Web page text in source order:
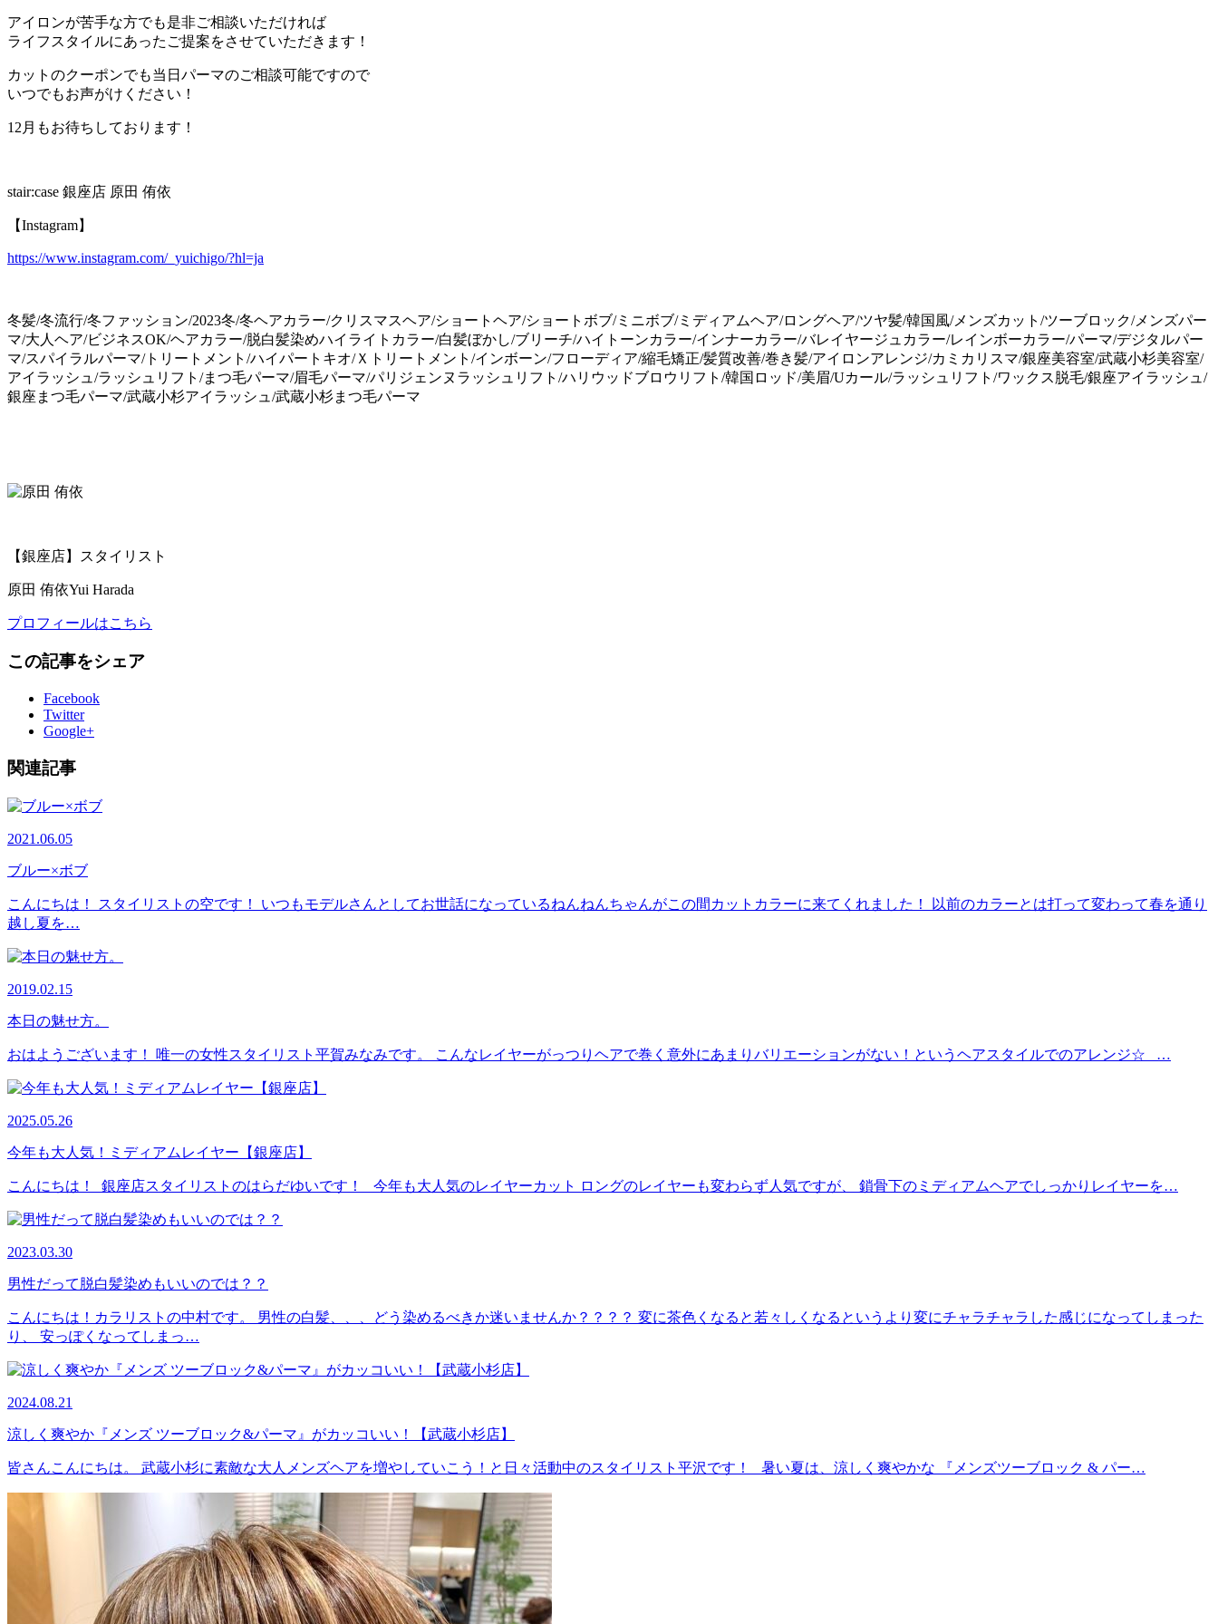
アイロンが苦手な方でも是非ご相談いただければ
ライフスタイルにあったご提案をさせていただきます！
カットのクーポンでも当日パーマのご相談可能ですので
いつでもお声がけください！
12月もお待ちしております！
stair:case 銀座店 原田 侑依
【Instagram】
https://www.instagram.com/_yuichigo/?hl=ja
冬髪/冬流行/冬ファッション/2023冬/冬ヘアカラー/クリスマスヘア/ショートヘア/ショートボブ/ミニボブ/ミディアムヘア/ロングヘア/ツヤ髪/韓国風/メンズカット/ツーブロック/メンズパー
マ/大人ヘア/ビジネスOK/ヘアカラー/脱白髪染めハイライトカラー/白髪ぼかし/ブリーチ/ハイトーンカラー/インナーカラー/バレイヤージュカラー/レインボーカラー/パーマ/デジタルパー
マ/スパイラルパーマ/トリートメント/ハイパートキオ/Ｘトリートメント/インボーン/フローディア/縮毛矯正/髪質改善/巻き髪/アイロンアレンジ/カミカリスマ/銀座美容室/武蔵小杉美容室/
アイラッシュ/ラッシュリフト/まつ毛パーマ/眉毛パーマ/パリジェンヌラッシュリフト/ハリウッドブロウリフト/韓国ロッド/美眉/Uカール/ラッシュリフト/ワックス脱毛/銀座アイラッシュ/
銀座まつ毛パーマ/武蔵小杉アイラッシュ/武蔵小杉まつ毛パーマ
【銀座店】スタイリスト
原田 侑依Yui Harada
プロフィールはこちら
この記事をシェア
Facebook
Twitter
Google+
関連記事
2021.06.05
ブルー×ボブ
こんにちは！ スタイリストの空です！ いつもモデルさんとしてお世話になっているねんねんちゃんがこの間カットカラーに来てくれました！ 以前のカラーとは打って変わって春を通り
越し夏を…
2019.02.15
本日の魅せ方。
おはようございます！ 唯一の女性スタイリスト平賀みなみです。 こんなレイヤーがっつりヘアで巻く意外にあまりバリエーションがない！というヘアスタイルでのアレンジ☆ …
2025.05.26
今年も大人気！ミディアムレイヤー【銀座店】
こんにちは！ 銀座店スタイリストのはらだゆいです！ 今年も大人気のレイヤーカット ロングのレイヤーも変わらず人気ですが、 鎖骨下のミディアムヘアでしっかりレイヤーを…
2023.03.30
男性だって脱白髪染めもいいのでは？？
こんにちは！カラリストの中村です。 男性の白髪、、、どう染めるべきか迷いませんか？？？？ 変に茶色くなると若々しくなるというより変にチャラチャラした感じになってしまった
り、 安っぽくなってしまっ…
2024.08.21
涼しく爽やか『メンズ ツーブロック&パーマ』がカッコいい！【武蔵小杉店】
皆さんこんにちは。 武蔵小杉に素敵な大人メンズヘアを増やしていこう！と日々活動中のスタイリスト平沢です！ 暑い夏は、涼しく爽やかな 『メンズツーブロック & パー…